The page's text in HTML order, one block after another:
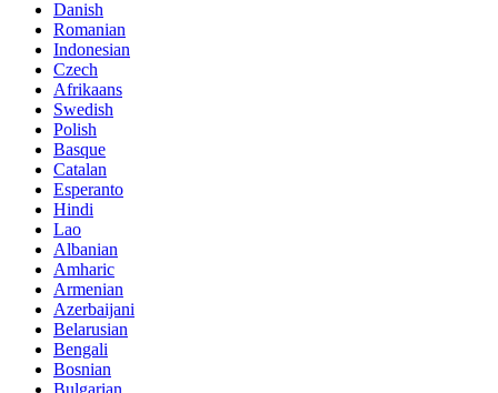
Danish
Romanian
Indonesian
Czech
Afrikaans
Swedish
Polish
Basque
Catalan
Esperanto
Hindi
Lao
Albanian
Amharic
Armenian
Azerbaijani
Belarusian
Bengali
Bosnian
Bulgarian